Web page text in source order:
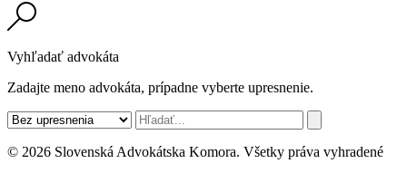
Vyhľadať advokáta
Zadajte meno advokáta, prípadne vyberte upresnenie.
© 2026 Slovenská Advokátska Komora. Všetky práva vyhradené